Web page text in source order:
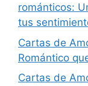
románticos:
tus
Cartas de
Romántico
Cartas de